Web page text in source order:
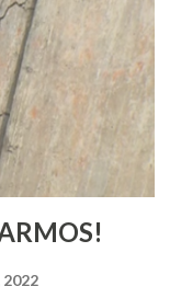
a gente